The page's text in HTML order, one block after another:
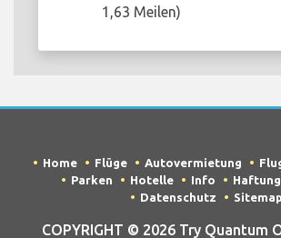
1,63 Meilen)
Home Flüge Autovermietung
Parken
Hotelle Info
Datenschutz
Sitemap
COPYRIGHT © 2026 Try Quantum